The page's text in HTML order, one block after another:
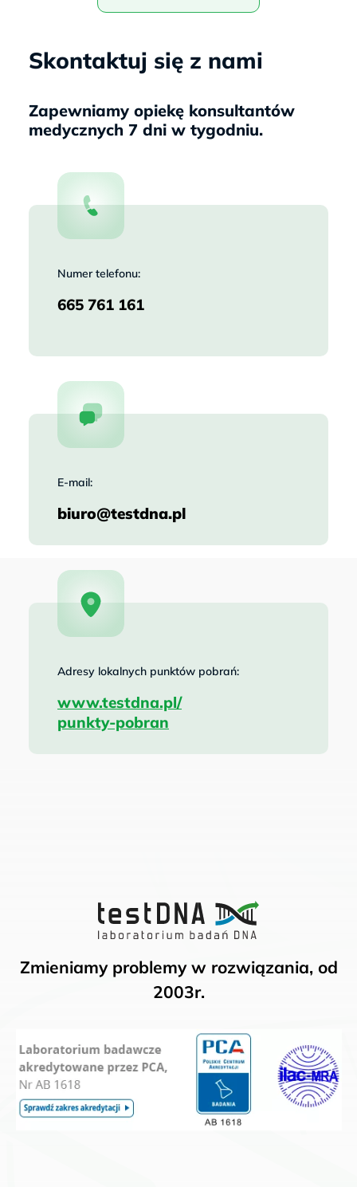
Skontaktuj się z nami
Zapewniamy opiekę konsultantów
medycznych 7 dni w tygodniu.
Numer telefonu:
665 761 161
E-mail:
biuro@testdna.pl
Adresy lokalnych punktów pobrań:
www.testdna.pl/
punkty-pobran
Zmieniamy problemy w rozwiązania, od
2003r.